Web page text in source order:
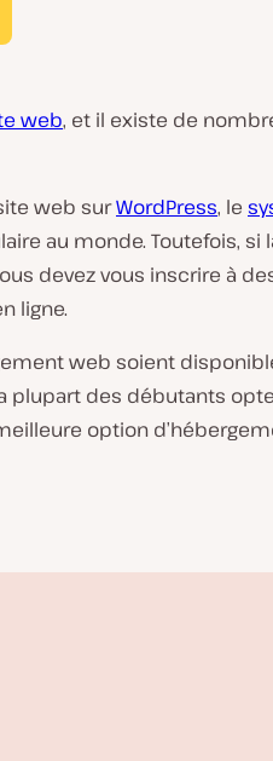
web, et il existe de
web surWordPress, le
au monde. Toutefois, si
devez vous inscrire à
ligne.
web soient
plupart des débutants
option